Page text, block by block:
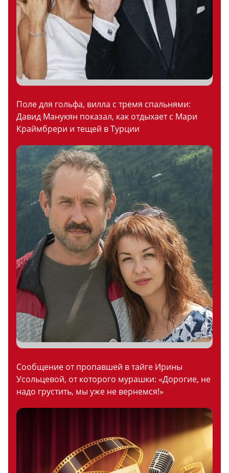
Поле для гольфа, вилла с тремя спальнями:
Давид Манукян показал, как отдыхает с Мари
Краймбрери и тещей в Турции
Сообщение от пропавшей в тайге Ирины
Усольцевой, от которого мурашки: «Дорогие, не
надо грустить, мы уже не вернемся!»